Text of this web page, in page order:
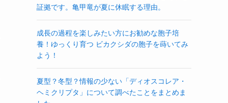
証拠です。亀甲竜が夏に休眠する理由。
成長の過程を楽しみたい方にお勧めな胞子培
養！ゆっくり育つ ビカクシダの胞子を蒔いてみ
よう！
夏型？冬型？情報の少ない「ディオスコレア・
ヘミクリプタ」について調べたことをまとめま